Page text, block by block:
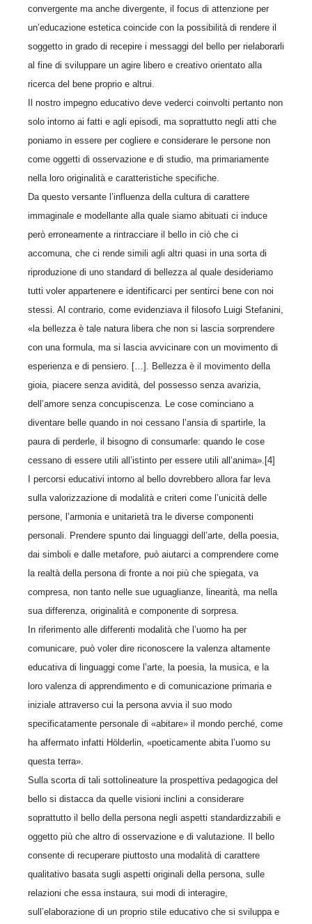
convergente ma anche divergente, il focus di attenzione per
un’educazione estetica coincide con la possibilità di rendere il
soggetto in grado di recepire i messaggi del bello per rielaborarli
al fine di sviluppare un agire libero e creativo orientato alla
ricerca del bene proprio e altrui.
Il nostro impegno educativo deve vederci coinvolti pertanto non
solo intorno ai fatti e agli episodi, ma soprattutto negli atti che
poniamo in essere per cogliere e considerare le persone non
come oggetti di osservazione e di studio, ma primariamente
nella loro originalità e caratteristiche specifiche.
Da questo versante l’influenza della cultura di carattere
immaginale e modellante alla quale siamo abituati ci induce
però erroneamente a rintracciare il bello in ciò che ci
accomuna, che ci rende simili agli altri quasi in una sorta di
riproduzione di uno standard di bellezza al quale desideriamo
tutti voler appartenere e identificarci per sentirci bene con noi
stessi. Al contrario, come evidenziava il filosofo Luigi Stefanini,
«la bellezza è tale natura libera che non si lascia sorprendere
con una formula, ma si lascia avvicinare con un movimento di
esperienza e di pensiero. […]. Bellezza è il movimento della
gioia, piacere senza avidità, del possesso senza avarizia,
dell’amore senza concupiscenza. Le cose cominciano a
diventare belle quando in noi cessano l’ansia di spartirle, la
paura di perderle, il bisogno di consumarle: quando le cose
cessano di essere utili all’istinto per essere utili all’anima».[4]
I percorsi educativi intorno al bello dovrebbero allora far leva
sulla valorizzazione di modalità e criteri come l’unicità delle
persone, l’armonia e unitarietà tra le diverse componenti
personali. Prendere spunto dai linguaggi dell’arte, della poesia,
dai simboli e dalle metafore, può aiutarci a comprendere come
la realtà della persona di fronte a noi più che spiegata, va
compresa, non tanto nelle sue uguaglianze, linearità, ma nella
sua differenza, originalità e componente di sorpresa.
In riferimento alle differenti modalità che l’uomo ha per
comunicare, può voler dire riconoscere la valenza altamente
educativa di linguaggi come l’arte, la poesia, la musica, e la
loro valenza di apprendimento e di comunicazione primaria e
iniziale attraverso cui la persona avvia il suo modo
specificatamente personale di «abitare» il mondo perché, come
ha affermato infatti Hölderlin, «poeticamente abita l’uomo su
questa terra».
Sulla scorta di tali sottolineature la prospettiva pedagogica del
bello si distacca da quelle visioni inclini a considerare
soprattutto il bello della persona negli aspetti standardizzabili e
oggetto più che altro di osservazione e di valutazione. Il bello
consente di recuperare piuttosto una modalità di carattere
qualitativo basata sugli aspetti originali della persona, sulle
relazioni che essa instaura, sui modi di interagire,
sull’elaborazione di un proprio stile educativo che si sviluppa e